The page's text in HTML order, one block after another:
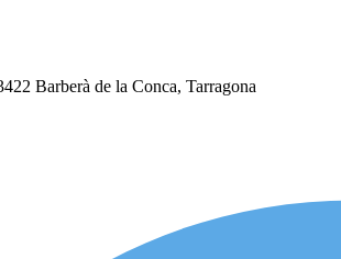
Barberà de la Conca, Tarragona